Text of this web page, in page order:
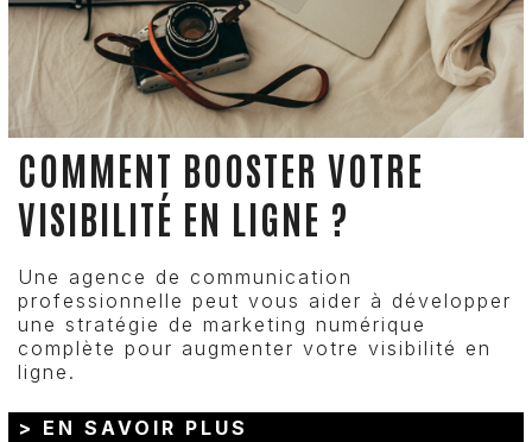
COMMENT BOOSTER VOTRE
VISIBILITÉ EN LIGNE ?
Une agence de communication
professionnelle peut vous aider à développer
une stratégie de marketing numérique
complète pour augmenter votre visibilité en
ligne.
> EN SAVOIR PLUS